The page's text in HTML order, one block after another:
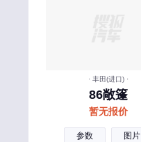
· 丰田(进口) ·
86敞篷
暂无报价
参数 图片